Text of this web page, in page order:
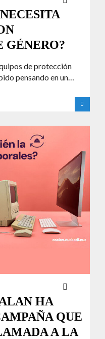
GÉNERO?
de protección
pensando en un…
HA
QUE
A LA